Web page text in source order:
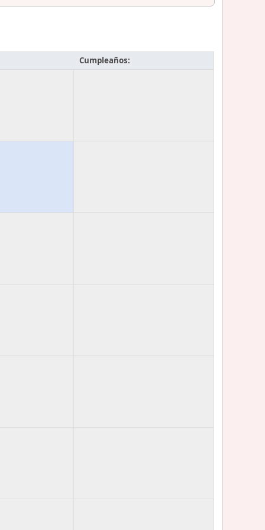
Cumpleaños: